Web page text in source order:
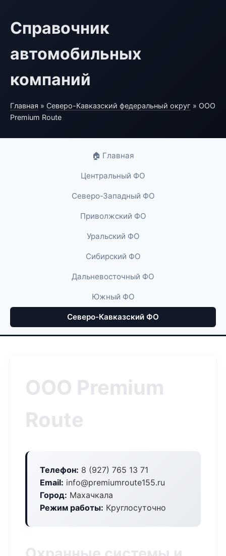
Справочник
автомобильных
компаний
Главная » Северо-Кавказский федеральный округ » ООО
Premium Route
🏠 Главная
Центральный ФО
Северо-Западный ФО
Приволжский ФО
Уральский ФО
Сибирский ФО
Дальневосточный ФО
Южный ФО
Северо-Кавказский ФО
ООО Premium
Route
Телефон: 8 (927) 765 13 71
Email: info@premiumroute155.ru
Город: Махачкала
Режим работы: Круглосуточно